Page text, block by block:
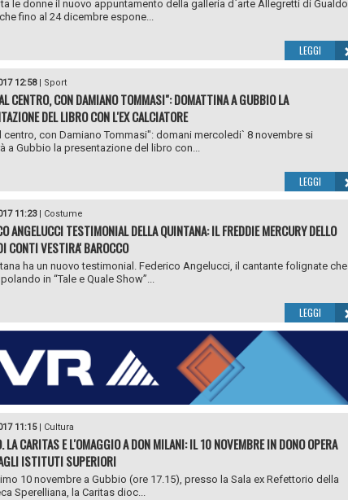
le donne il nuovo appuntamento della galleria d`arte Allegretti di Gualdo
fino al 24 dicembre espone...
LEGGI
12:58| Sport
CENTRO, CON DAMIANO TOMMASI": DOMATTINA A GUBBIO LA
DEL LIBRO CON L'EX CALCIATORE
centro, con Damiano Tommasi": domani mercoledi` 8 novembre si
a Gubbio la presentazione del libro con...
LEGGI
11:23| Costume
ANGELUCCI TESTIMONIAL DELLA QUINTANA: IL FREDDIE MERCURY DELLO
CONTI VESTIRA' BAROCCO
ha un nuovo testimonial. Federico Angelucci, il cantante folignate che
in “Tale e Quale Show”...
LEGGI
11:15| Cultura
LA CARITAS E L'OMAGGIO A DON MILANI: IL 10 NOVEMBRE IN DONO OPERA
ISTITUTI SUPERIORI
10 novembre a Gubbio (ore 17.15), presso la Sala ex Refettorio della
Sperelliana, la Caritas dioc...